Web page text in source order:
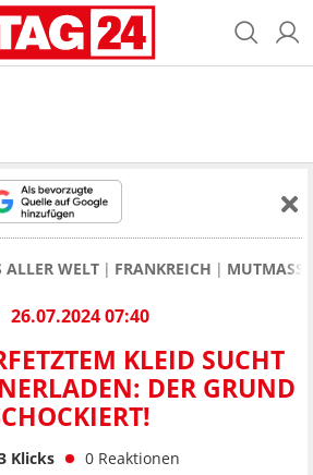
ALLER WELT FRANKREICH
26.07.2024 07:40
KLEID SUCHT
DER GRUND
Klicks 0 Reaktionen